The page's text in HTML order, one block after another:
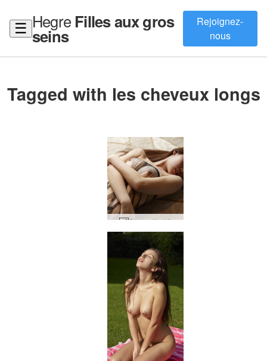
☰ Hegre Filles aux gros
seins
Rejoignez-
nous
Tagged with les cheveux longs
Rie motifs #6